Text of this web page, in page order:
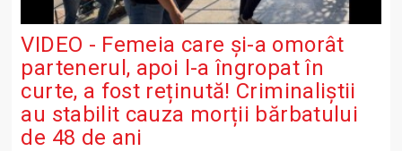
VIDEO - Femeia care și-a omorât
partenerul, apoi l-a îngropat în
curte, a fost reținută! Criminaliștii
au stabilit cauza morții bărbatului
de 48 de ani